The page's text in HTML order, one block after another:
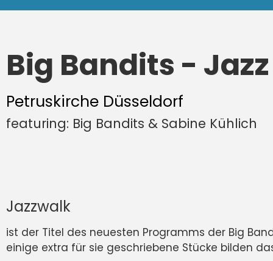
Big Bandits -
Petruskirche Düsseldorf
featuring: Big Bandits & Sabine Kühlich
Jazzwalk
ist der Titel des neuesten Programms der Big
einige extra für sie geschriebene Stücke bilden